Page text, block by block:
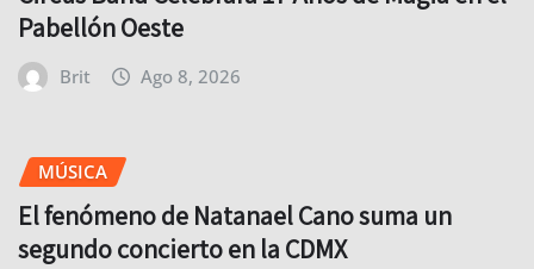
Pabellón Oeste
Brit Ago 8, 2026
MÚSICA
El fenómeno de Natanael Cano suma un
segundo concierto en la CDMX